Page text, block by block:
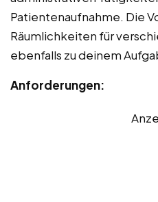
Patientenaufnahme. Die
Räumlichkeiten für
ebenfalls zu deinem
Anforderungen: